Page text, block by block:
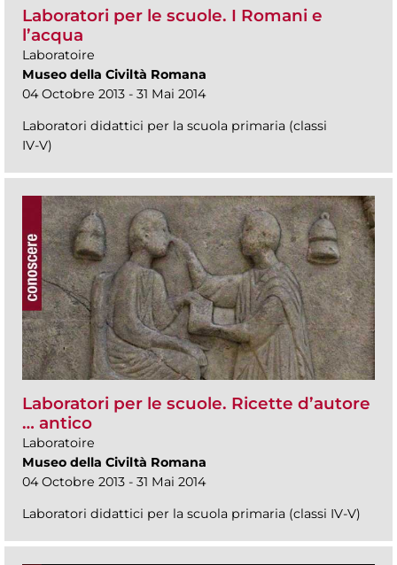
Laboratori per le scuole. I Romani e
l’acqua
Laboratoire
Museo della Civiltà Romana
04 Octobre 2013 - 31 Mai 2014
Laboratori didattici per la scuola primaria (classi
IV-V)
Laboratori per le scuole. Ricette d’autore
… antico
Laboratoire
Museo della Civiltà Romana
04 Octobre 2013 - 31 Mai 2014
Laboratori didattici per la scuola primaria (classi IV-V)